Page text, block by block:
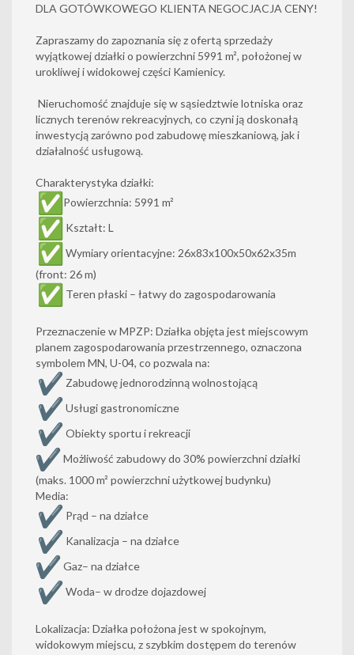
DLA GOTÓWKOWEGO KLIENTA NEGOCJACJA CENY!
Zapraszamy do zapoznania się z ofertą sprzedaży
wyjątkowej działki o powierzchni 5991 m², położonej w
urokliwej i widokowej części Kamienicy.
Nieruchomość znajduje się w sąsiedztwie lotniska oraz
licznych terenów rekreacyjnych, co czyni ją doskonałą
inwestycją zarówno pod zabudowę mieszkaniową, jak i
działalność usługową.
Charakterystyka działki:
Powierzchnia: 5991 m²
Kształt: L
Wymiary orientacyjne: 26x83x100x50x62x35m
(front: 26 m)
Teren płaski – łatwy do zagospodarowania
Przeznaczenie w MPZP: Działka objęta jest miejscowym
planem zagospodarowania przestrzennego, oznaczona
symbolem MN, U-04, co pozwala na:
Zabudowę jednorodzinną wolnostojącą
Usługi gastronomiczne
Obiekty sportu i rekreacji
Możliwość zabudowy do 30% powierzchni działki
(maks. 1000 m² powierzchni użytkowej budynku)
Media:
Prąd – na działce
Kanalizacja – na działce
Gaz– na działce
Woda– w drodze dojazdowej
Lokalizacja: Działka położona jest w spokojnym,
widokowym miejscu, z szybkim dostępem do terenów